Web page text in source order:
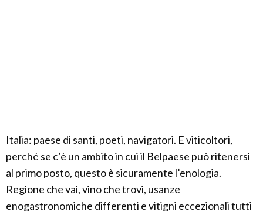
Italia: paese di santi, poeti, navigatori. E viticoltori,
perché se c’è un ambito in cui il Belpaese può ritenersi
al primo posto, questo è sicuramente l’enologia.
Regione che vai, vino che trovi, usanze
enogastronomiche differenti e vitigni eccezionali tutti